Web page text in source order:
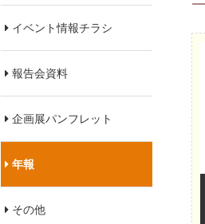
イベント情報チラシ
報告会資料
企画展パンフレット
年報
その他